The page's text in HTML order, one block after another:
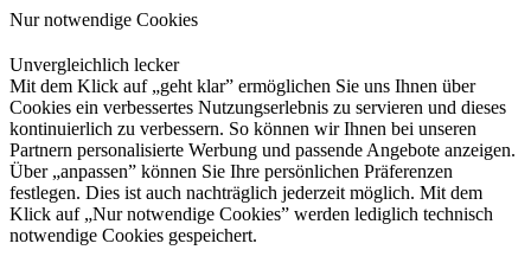
Nur notwendige Cookies
Unvergleichlich lecker
Mit dem Klick auf „geht klar” ermöglichen Sie uns Ihnen über
Cookies ein verbessertes Nutzungserlebnis zu servieren und dieses
kontinuierlich zu verbessern. So können wir Ihnen bei unseren
Partnern personalisierte Werbung und passende Angebote anzeigen.
Über „anpassen” können Sie Ihre persönlichen Präferenzen
festlegen. Dies ist auch nachträglich jederzeit möglich. Mit dem
Klick auf „Nur notwendige Cookies” werden lediglich technisch
notwendige Cookies gespeichert.